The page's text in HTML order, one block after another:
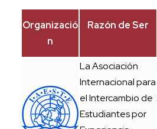
Organizació
n
Razón de Ser
La Asociación
Internacional para
el Intercambio de
Estudiantes por